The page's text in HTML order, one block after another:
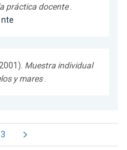
práctica docente.
Muestra individual
y mares.
3